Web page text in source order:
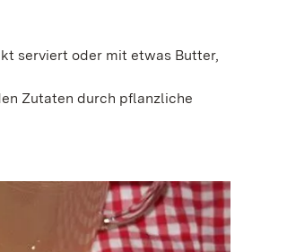
serviert oder mit etwas Butter,
Zutaten durch pflanzliche